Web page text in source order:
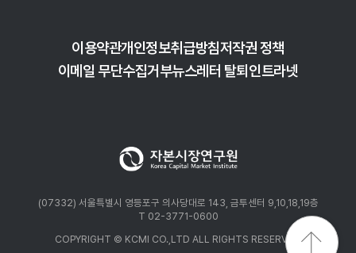
분산원장방식은 다시 허가형과 비허가형으로 나눌 수 있는데 거래취소
등에 따른 지급결제의 안정성 확보를 위해 허가형이 바람직한 것으로
경제내 현금 이용 비중이 하락함에 따라 중앙은행 디지털화폐(e-krona)
있으나 미국, 일본, 영국 등 대부분의 선진국은 아직까지 발행계획이
없는 것으로 전해지고 있다. 다만, 캐나다와 싱가포르는 도매 디지털화폐
발행을 거액지급결제시스템의 효율성 제고로 연계하기 위한 방안을
이용약관개인정보취급방침저작권 정책
이메일 무단수집거부뉴스레터 탈퇴 인트라넷
(07332) 서울특별시 영등포구 의사당대로 143, 금투센터 9,10,18,19층
T 02-3771-0600
COPYRIGHT © KCMI CO.,LTD ALL RIGHTS RESERVED.